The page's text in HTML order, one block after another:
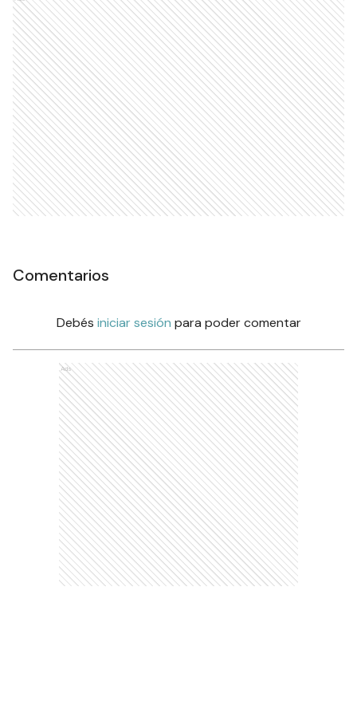
Comentarios
Debés iniciar sesión para poder comentar
Ads